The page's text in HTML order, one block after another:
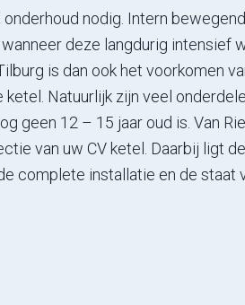
nodig. Intern
deze langdurig intensief
is dan ook het voorkomen
Natuurlijk zijn veel
geen 12 – 15 jaar oud is. Van Riel
van uw CV ketel. Daarbij ligt
complete installatie en de staat